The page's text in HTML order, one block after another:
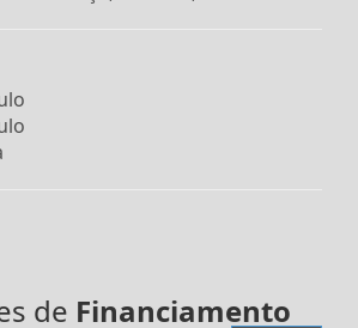
de Financiamento